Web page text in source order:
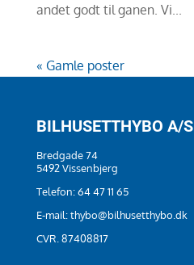
andet godt til ganen. Vi...
« Gamle poster
BILHUSETTHYBO A/S
Bredgade 74
5492 Vissenbjerg
Telefon:64 47 11 65
E-mail:thybo@bilhusetthybo.dk
CVR. 87408817